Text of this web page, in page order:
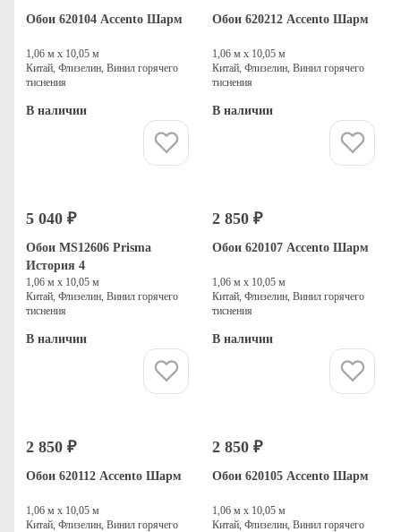
Обои 620104 Accento Шарм
1,06 м х 10,05 м
Китай, Флизелин, Винил горячего
тиснения
В наличии
Обои 620212 Accento Шарм
1,06 м х 10,05 м
Китай, Флизелин, Винил горячего
тиснения
В наличии
5 040 ₽
Обои MS12606 Prisma
История 4
1,06 м х 10,05 м
Китай, Флизелин, Винил горячего
тиснения
В наличии
2 850 ₽
Обои 620107 Accento Шарм
1,06 м х 10,05 м
Китай, Флизелин, Винил горячего
тиснения
В наличии
2 850 ₽
Обои 620112 Accento Шарм
1,06 м х 10,05 м
Китай, Флизелин, Винил горячего
2 850 ₽
Обои 620105 Accento Шарм
1,06 м х 10,05 м
Китай, Флизелин, Винил горячего